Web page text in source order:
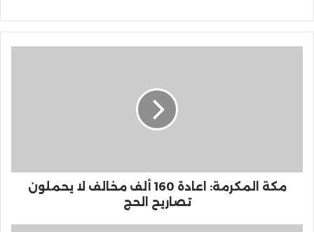
مكة المكرمة: اعادة 160 ألف مخالف لا يحملون
تصاريح الحج